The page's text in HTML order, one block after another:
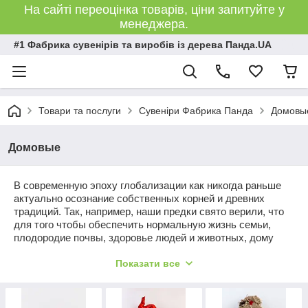
На сайті переоцінка товарів, ціни запитуйте у
менеджера.
#1 Фабрика сувенірів та виробів із дерева Панда.UA
Товари та послуги Сувеніри Фабрика Панда
Домовые
В современную эпоху глобализации как никогда раньше
актуально осознание собственных корней и древних
традиций. Так, например, наши предки свято верили, что
для того чтобы обеспечить нормальную жизнь семьи,
плодородие почвы, здоровье людей и животных, дому
чтобы в семье всегда был достаток, процветание, а
являются самой популярной сувенирной продукцией.
Показати все